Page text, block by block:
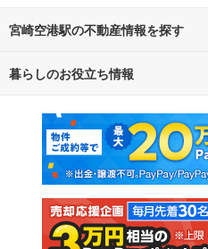
宮崎空港駅の不動産情報を探す
不動産・住宅
新築マンション
新築一戸建て
注文住宅
暮らしのお役立ち情報
マンションカタログ